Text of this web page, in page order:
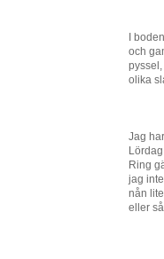
I
och
olika
Jag
Ring
jag
nån
eller